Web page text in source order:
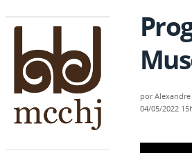
porAlexandre
04/05/2022